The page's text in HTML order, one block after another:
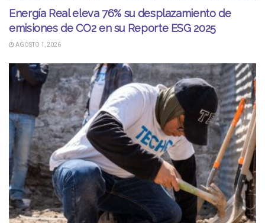
Energía Real eleva 76% su desplazamiento de
emisiones de CO2 en su Reporte ESG 2025
AGOSTO 1, 2026